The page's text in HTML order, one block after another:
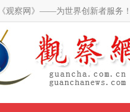
观察网》——为世界创新者服务！